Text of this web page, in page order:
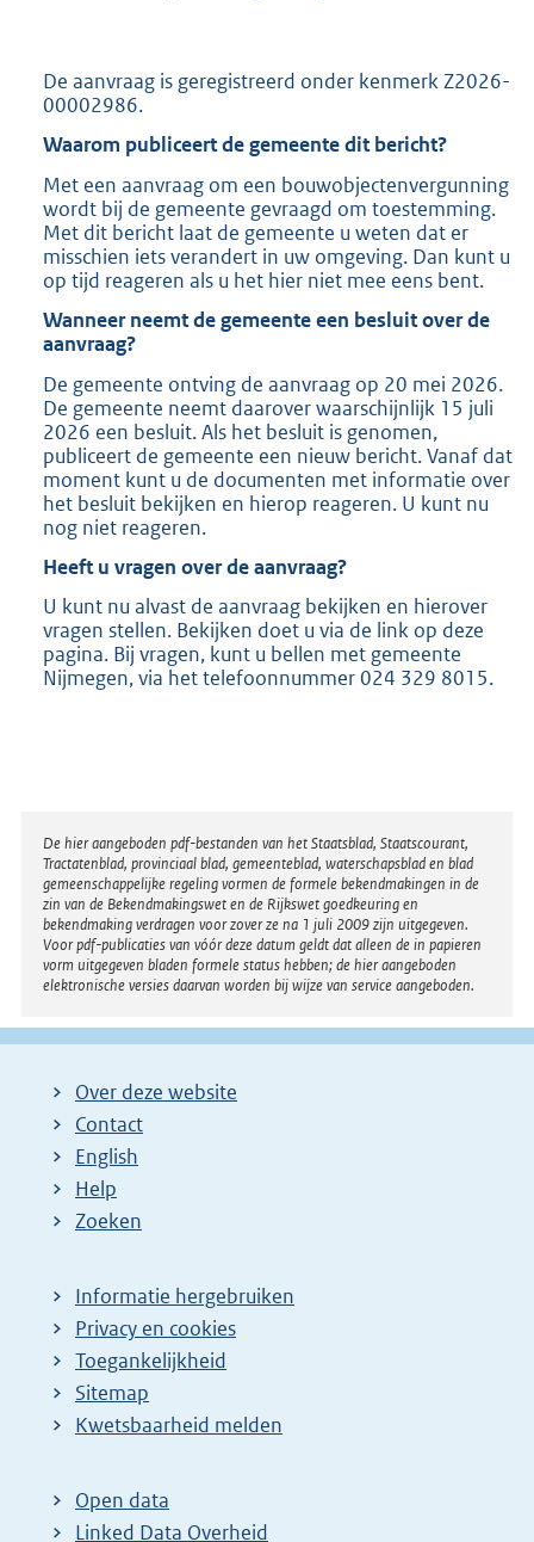
De aanvraag is geregistreerd onder kenmerk Z2026-
00002986.
Waarom publiceert de gemeente dit bericht?
Met een aanvraag om een bouwobjectenvergunning
wordt bij de gemeente gevraagd om toestemming.
Met dit bericht laat de gemeente u weten dat er
misschien iets verandert in uw omgeving. Dan kunt u
op tijd reageren als u het hier niet mee eens bent.
Wanneer neemt de gemeente een besluit over de
aanvraag?
De gemeente ontving de aanvraag op 20 mei 2026.
De gemeente neemt daarover waarschijnlijk 15 juli
2026 een besluit. Als het besluit is genomen,
publiceert de gemeente een nieuw bericht. Vanaf dat
moment kunt u de documenten met informatie over
het besluit bekijken en hierop reageren. U kunt nu
nog niet reageren.
Heeft u vragen over de aanvraag?
U kunt nu alvast de aanvraag bekijken en hierover
vragen stellen. Bekijken doet u via de link op deze
pagina. Bij vragen, kunt u bellen met gemeente
Nijmegen, via het telefoonnummer 024 329 8015.
Disclaimer
De hier aangeboden pdf-bestanden van het Staatsblad, Staatscourant,
Tractatenblad, provinciaal blad, gemeenteblad, waterschapsblad en blad
gemeenschappelijke regeling vormen de formele bekendmakingen in de
zin van de Bekendmakingswet en de Rijkswet goedkeuring en
bekendmaking verdragen voor zover ze na 1 juli 2009 zijn uitgegeven.
Voor pdf-publicaties van vóór deze datum geldt dat alleen de in papieren
vorm uitgegeven bladen formele status hebben; de hier aangeboden
elektronische versies daarvan worden bij wijze van service aangeboden.
Over deze website
Contact
English
Help
Zoeken
Informatie hergebruiken
Privacy en cookies
Toegankelijkheid
Sitemap
E
t
e
Kwetsbaarheid melden
Open data
Linked Data Overheid